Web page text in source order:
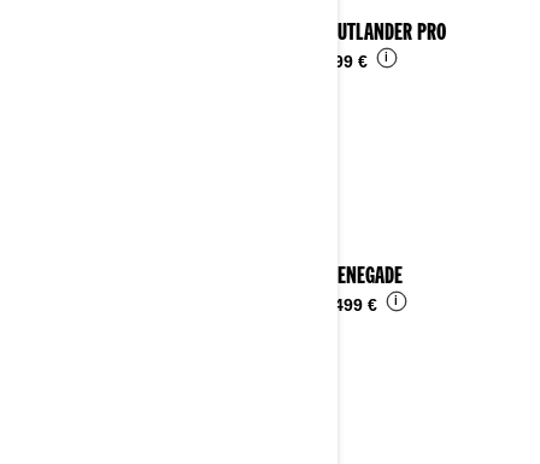
2025 OUTLANDER PRO
9.999 € i
2025 RENEGADE
15.499 € i